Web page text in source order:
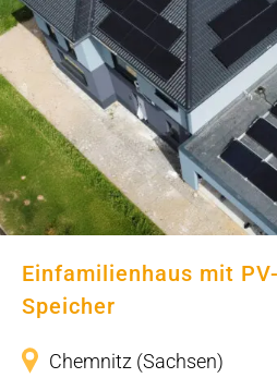
Einfamilienhaus
inkl.
Einfamilienhaus mit
Speicher
Chemnitz (Sachsen)